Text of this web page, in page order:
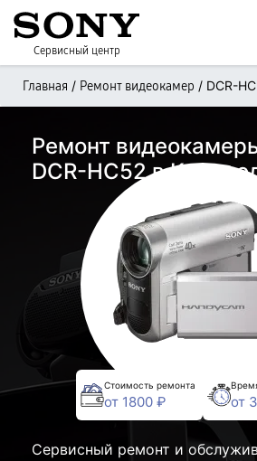
Сервисный центр
Главная / Ремонт видеокамер / DCR-
Ремонт
DCR-HC52 в
Стоимость ремонта
от 1800 ₽ от
Сервисный ремонт и